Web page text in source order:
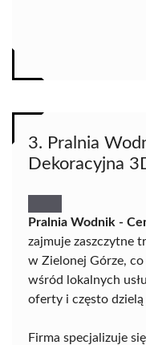
3. Pralnia
Dekoracyjna
Pralnia Wodnik -
zajmuje zaszczytne
w Zielonej Górze,
wśród lokalnych
oferty i często
Firma specjalizuje